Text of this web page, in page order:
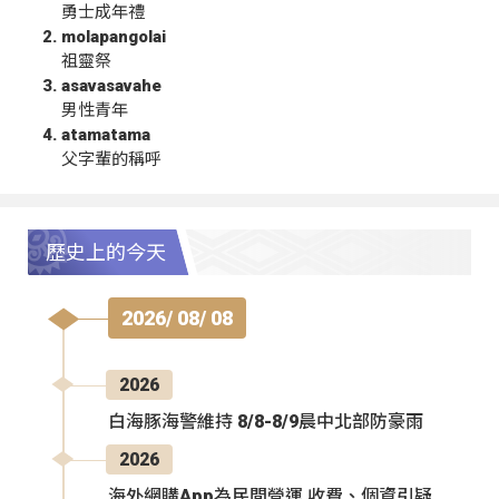
勇士成年禮
molapangolai
祖靈祭
asavasavahe
男性青年
atamatama
父字輩的稱呼
歷史上的今天
2026/ 08/ 08
2026
白海豚海警維持 8/8-8/9晨中北部防豪雨
2026